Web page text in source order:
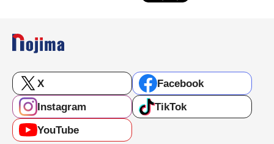
X
Facebook
Instagram
TikTok
YouTube